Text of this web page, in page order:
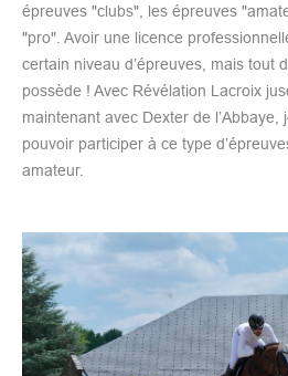
épreuves "clubs", les épreuves
"pro". Avoir une licence
certain niveau d’épreuves, mais tout
possède ! Avec Révélation Lacroix
maintenant avec Dexter de l’Abbaye,
pouvoir participer à ce type
amateur.